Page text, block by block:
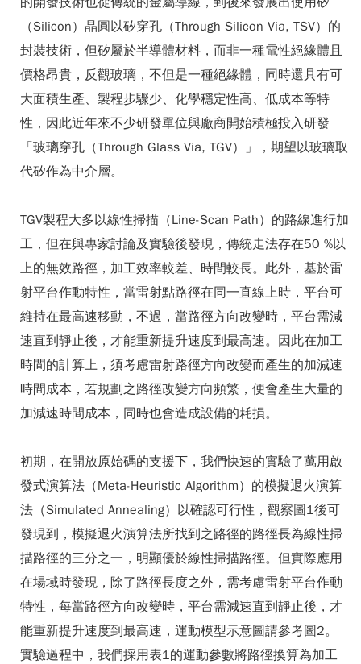
（Silicon）晶圓以矽穿孔（Through Silicon Via, TSV）的
封裝技術，但矽屬於半導體材料，而非一種電性絕緣體且
價格昂貴，反觀玻璃，不但是一種絕緣體，同時還具有可
大面積生產、製程步驟少、化學穩定性高、低成本等特
性，因此近年來不少研發單位與廠商開始積極投入研發
「玻璃穿孔（Through Glass Via, TGV）」，期望以玻璃取
代矽作為中介層。
TGV製程大多以線性掃描（Line-Scan Path）的路線進行加
工，但在與專家討論及實驗後發現，傳統走法存在50 %以
上的無效路徑，加工效率較差、時間較長。此外，基於雷
射平台作動特性，當雷射點路徑在同一直線上時，平台可
維持在最高速移動，不過，當路徑方向改變時，平台需減
速直到靜止後，才能重新提升速度到最高速。因此在加工
時間的計算上，須考慮雷射路徑方向改變而產生的加減速
時間成本，若規劃之路徑改變方向頻繁，便會產生大量的
加減速時間成本，同時也會造成設備的耗損。
初期，在開放原始碼的支援下，我們快速的實驗了萬用啟
發式演算法（Meta-Heuristic Algorithm）的模擬退火演算
法（Simulated Annealing）以確認可行性，觀察圖1後可
發現到，模擬退火演算法所找到之路徑的路徑長為線性掃
描路徑的三分之一，明顯優於線性掃描路徑。但實際應用
在場域時發現，除了路徑長度之外，需考慮雷射平台作動
特性，每當路徑方向改變時，平台需減速直到靜止後，才
能重新提升速度到最高速，運動模型示意圖請參考圖2。
實驗過程中，我們採用表1的運動參數將路徑換算為加工